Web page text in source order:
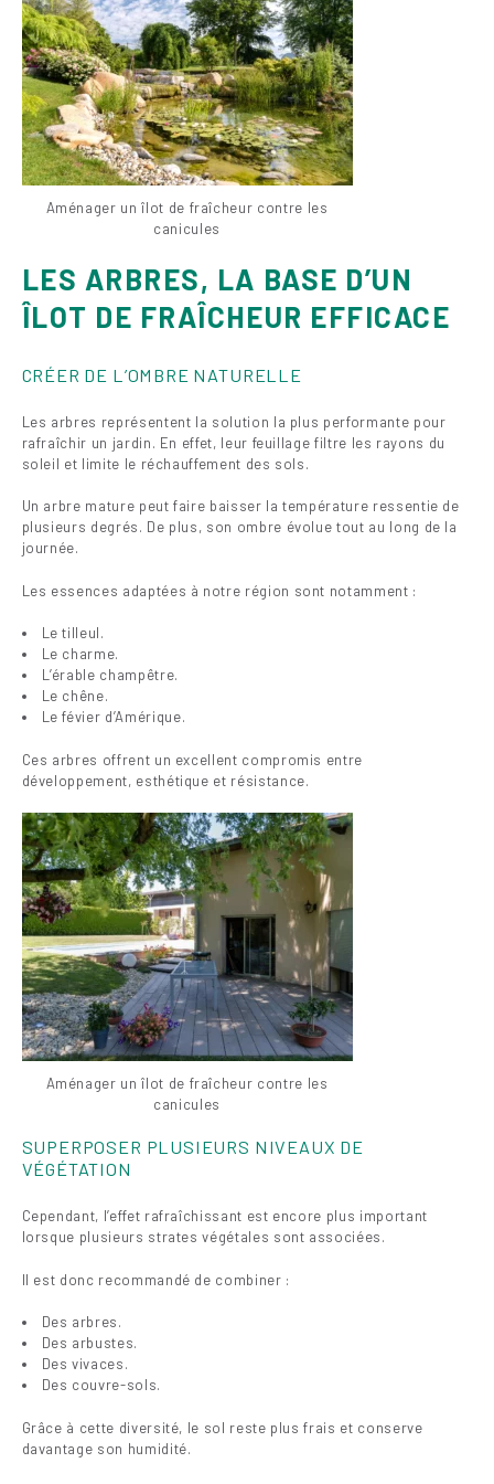
Aménager un îlot de fraîcheur contre les
canicules
LES ARBRES, LA BASE D’UN
ÎLOT DE FRAÎCHEUR EFFICACE
CRÉER DE L’OMBRE NATURELLE
Les arbres représentent la solution la plus performante pour
rafraîchir un jardin. En effet, leur feuillage filtre les rayons du
soleil et limite le réchauffement des sols.
Un arbre mature peut faire baisser la température ressentie de
plusieurs degrés. De plus, son ombre évolue tout au long de la
journée.
Les essences adaptées à notre région sont notamment :
Le tilleul.
Le charme.
L’érable champêtre.
Le chêne.
Le févier d’Amérique.
Ces arbres offrent un excellent compromis entre
développement, esthétique et résistance.
Aménager un îlot de fraîcheur contre les
canicules
SUPERPOSER PLUSIEURS NIVEAUX DE
VÉGÉTATION
Cependant, l’effet rafraîchissant est encore plus important
lorsque plusieurs strates végétales sont associées.
Il est donc recommandé de combiner :
Des arbres.
Des arbustes.
Des vivaces.
Des couvre-sols.
Grâce à cette diversité, le sol reste plus frais et conserve
davantage son humidité.